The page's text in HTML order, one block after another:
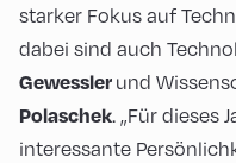
starker Fokus auf
dabei sind auch
Gewesslerund
Polaschek. „Für dieses
interessante